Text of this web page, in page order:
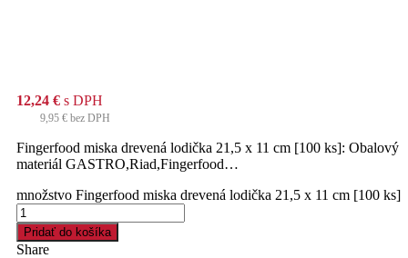
12,24 € s DPH
9,95 € bez DPH
Fingerfood miska drevená lodička 21,5 x 11 cm [100 ks]: Obalový
materiál GASTRO,Riad,Fingerfood…
množstvo Fingerfood miska drevená lodička 21,5 x 11 cm [100 ks]
Pridať do košíka
Share